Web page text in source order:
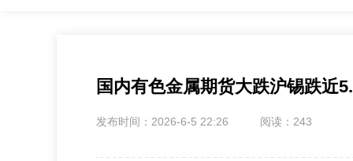
国内有色金属期货大跌沪锡跌近
发布时间：2026-6-5 22:26 阅读：243